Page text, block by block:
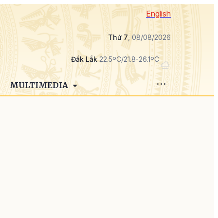
English
Thứ 7, 08/08/2026
Đắk Lắk22.5ºC/21.8-26.1ºC
MULTIMEDIA